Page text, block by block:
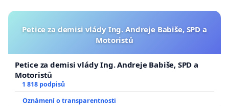
Petice za demisi vlády Ing. Andreje Babiše, SPD a
Motoristů
Petice za demisi vlády Ing. Andreje Babiše, SPD a
Motoristů
1 818 podpisů
Oznámení o transparentnosti